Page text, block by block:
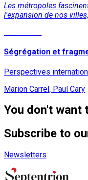
Les métropoles
l'expansion de nos
Ségrégation et
Perspectives
Marion Carrel, Paul Cary
You don't
Subscribe to
Newsletters